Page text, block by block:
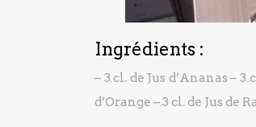
Ingrédients :
– 3 cl. de Jus d’Ananas – 3
d’Orange – 3 cl. de Jus de